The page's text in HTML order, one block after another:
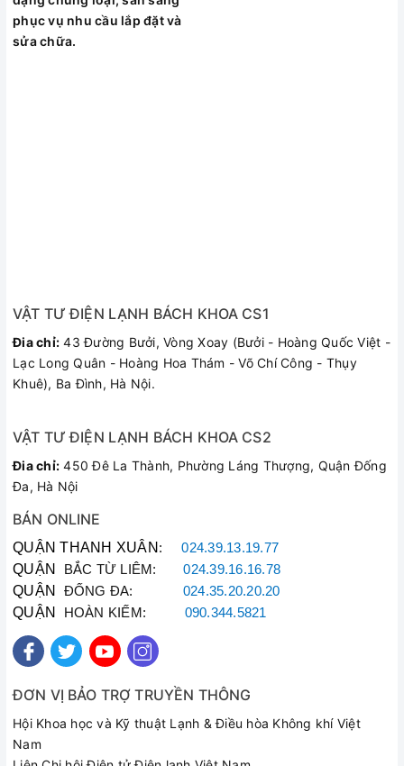
phục vụ nhu cầu lắp đặt và
sửa chữa.
VẬT TƯ ĐIỆN LẠNH BÁCH KHOA CS1
Đia chỉ: 43 Đường Bưởi, Vòng Xoay (Bưởi - Hoàng Quốc Việt -
Lạc Long Quân - Hoàng Hoa Thám - Võ Chí Công - Thụy
Khuê), Ba Đình, Hà Nội.
VẬT TƯ ĐIỆN LẠNH BÁCH KHOA CS2
Đia chỉ: 450 Đê La Thành, Phường Láng Thượng, Quận Đống
Đa, Hà Nội
BÁN ONLINE
QUẬN THANH XUÂN :024.39.13.19.77
QUẬN BẮC TỪ LIÊM:024.39.16.16.78
QUẬN ĐỐNG ĐA: 024.35.20.20.20
QUẬN HOÀN KIẾM: 090.344.5821
ĐƠN VỊ BẢO TRỢ TRUYỀN THÔNG
Hội Khoa học và Kỹ thuật Lạnh & Điều hòa Không khí Việt
Nam